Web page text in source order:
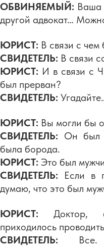
ОБВИНЯЕМЫЙ: Ваша
другой адвокат…
ЮРИСТ: В связи с
СВИДЕТЕЛЬ: В связи
ЮРИСТ: И в связи с
был прерван?
СВИДЕТЕЛЬ:
ЮРИСТ: Вы могли бы
СВИДЕТЕЛЬ: Он был
была борода.
ЮРИСТ: Это был
СВИДЕТЕЛЬ: Если в
думаю, что это был
ЮРИСТ: Доктор,
приходилось
СВИДЕТЕЛЬ: Все.